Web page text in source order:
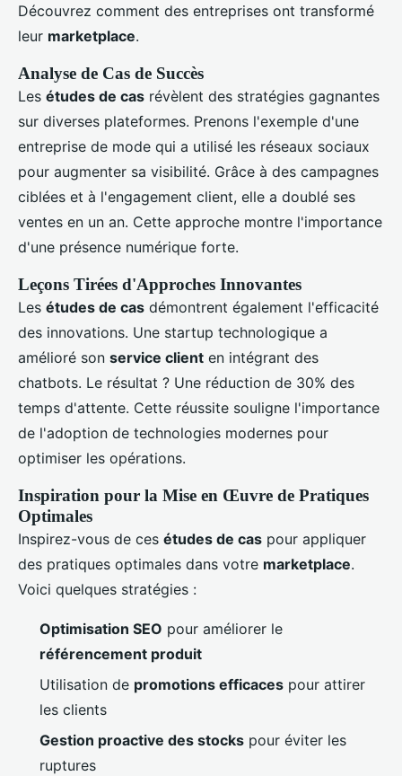
Découvrez comment des entreprises ont transformé
leur marketplace.
Analyse de Cas de Succès
Les études de cas révèlent des stratégies gagnantes
sur diverses plateformes. Prenons l'exemple d'une
entreprise de mode qui a utilisé les réseaux sociaux
pour augmenter sa visibilité. Grâce à des campagnes
ciblées et à l'engagement client, elle a doublé ses
ventes en un an. Cette approche montre l'importance
d'une présence numérique forte.
Leçons Tirées d'Approches Innovantes
Les études de cas démontrent également l'efficacité
des innovations. Une startup technologique a
amélioré son service client en intégrant des
chatbots. Le résultat ? Une réduction de 30% des
temps d'attente. Cette réussite souligne l'importance
de l'adoption de technologies modernes pour
optimiser les opérations.
Inspiration pour la Mise en Œuvre de Pratiques
Optimales
Inspirez-vous de ces études de cas pour appliquer
des pratiques optimales dans votre marketplace.
Voici quelques stratégies :
Optimisation SEO pour améliorer le
référencement produit
Utilisation de promotions efficaces pour attirer
les clients
Gestion proactive des stocks pour éviter les
ruptures